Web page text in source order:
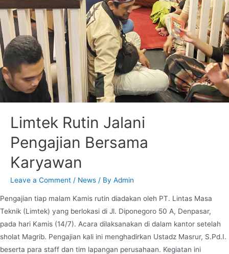
Limtek Rutin Jalani
Pengajian Bersama
Karyawan
Leave a Comment / News / By Admin
Pengajian tiap malam Kamis rutin diadakan oleh PT. Lintas Masa
Teknik (Limtek) yang berlokasi di Jl. Diponegoro 50 A, Denpasar,
pada hari Kamis (14/7). Acara dilaksanakan di dalam kantor setelah
sholat Magrib. Pengajian kali ini menghadirkan Ustadz Masrur, S.Pd.I.
beserta para staff dan tim lapangan perusahaan. Kegiatan ini